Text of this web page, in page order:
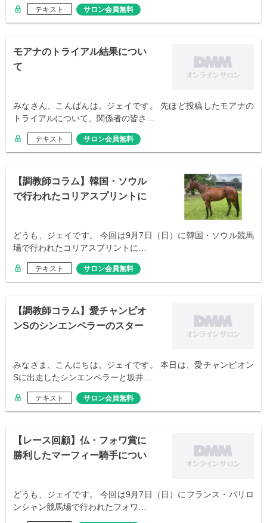
テキスト サロン会員無料
モアナのトライアル結果につい
て
みなさん、こんばんは。ジェイです。 先ほど投稿したモアナの
トライアルについて、関係者の皆さ…
テキスト サロン会員無料
【調教師コラム】韓国・ソウル
で行われたコリアスプリントに
どうも、ジェイです。 今回は9月7日（日）に韓国・ソウル競馬
場で行われたコリアスプリントに…
テキスト サロン会員無料
【調教師コラム】愛チャンピオ
ンSのシンエンペラーのスター
みなさま、こんにちは。ジェイです。 本日は、愛チャンピオン
Sに出走したシンエンペラーと坂井…
テキスト サロン会員無料
【レース回顧】仏・フォワ賞に
勝利したマーフィー騎手につい
どうも、ジェイです。 今回は9月7日（日）にフランス・パリロ
ンシャン競馬場で行われたフォワ…